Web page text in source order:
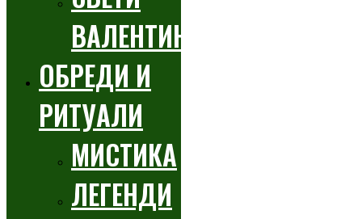
ВАЛЕНТИН
ОБРЕДИ И
РИТУАЛИ
МИСТИКА
ЛЕГЕНДИ